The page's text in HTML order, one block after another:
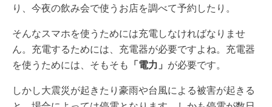
り、今夜の飲み会で使うお店を調べて予約したり。
そんなスマホを使うためには充電しなければなりませ
ん。充電するためには、充電器が必要ですよね。充電器
を使うためには、そもそも 「電力」 が必要です。
しかし大震災が起きたり豪雨や台風による被害が起きる